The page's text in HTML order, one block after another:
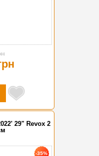
29" Revox 2
-35%